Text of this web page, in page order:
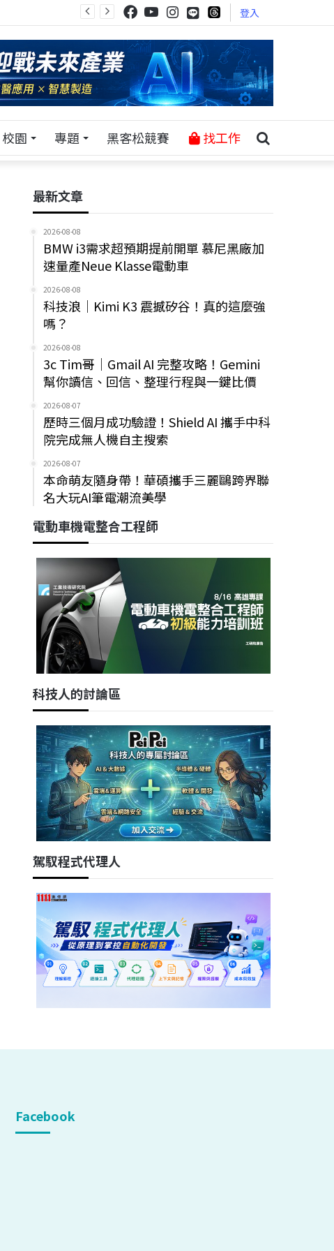
登入
校園 專題 黑客松競賽 找工作
最新文章
2026-08-08
BMW i3需求超預期提前開單 慕尼黑廠加
速量產Neue Klasse電動車
2026-08-08
科技浪｜Kimi K3 震撼矽谷！真的這麼強
嗎？
2026-08-08
3c Tim哥｜Gmail AI 完整攻略！Gemini
幫你讀信、回信、整理行程與一鍵比價
2026-08-07
歷時三個月成功驗證！Shield AI 攜手中科
院完成無人機自主搜索
2026-08-07
本命萌友隨身帶！華碩攜手三麗鷗跨界聯
名大玩AI筆電潮流美學
電動車機電整合工程師
科技人的討論區
駕馭程式代理人
Facebook